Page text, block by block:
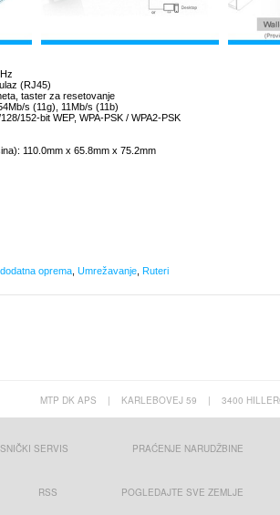
(RJ45)
taster za resetovanje
s (11g), 11Mb/s (11b)
152-bit WEP, WPA-PSK / WPA2-PSK
110.0mm x 65.8mm x 75.2mm
oprema Umrežavanje Ruteri
MTP DK APS | KARLEBOVEJ 59 | 3400
SERVIS PRAĆENJE NARUDŽBINE
RSS POGLEDAJTE SVE ZEMLJE